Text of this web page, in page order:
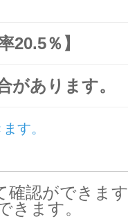
20.5％】
があります。
す。
確認ができま
きます。